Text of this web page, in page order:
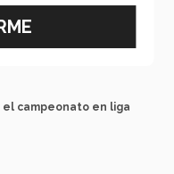
en mundial de
el campeonato en liga